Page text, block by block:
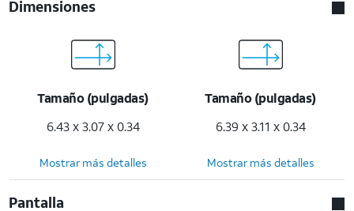
Dimensiones
Tamaño (pulgadas)
6.43 x 3.07 x 0.34
Tamaño (pulgadas)
6.39 x 3.11 x 0.34
Mostrar más detalles Mostrar más detalles
Pantalla